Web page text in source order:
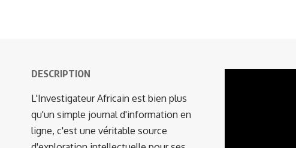
DESCRIPTION
L'Investigateur Africain est bien plus
qu'un simple journal d'information en
ligne, c'est une véritable source